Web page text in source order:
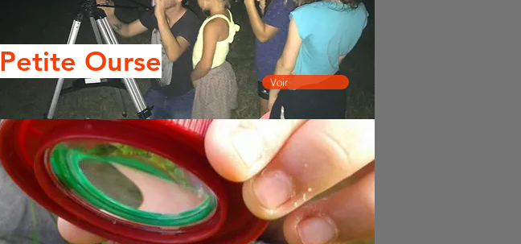
Petite Ourse
Voir